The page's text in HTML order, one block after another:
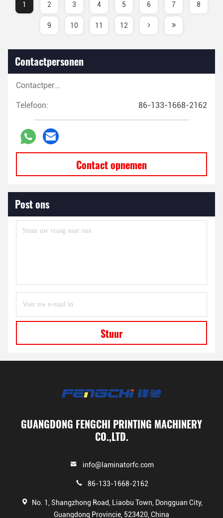
1 2 3 4 5 6 7 8
9 10 11 12
Contactpersonen
Contactpersonen:
Telefoon: 86-133-1668-2162
Contact opnemen
Post ons
Stuur
GUANGDONG FENGCHI PRINTING MACHINERY
CO.,LTD.
info@laminatorfc.com
86-133-1668-2162
No. 1, Shangzhong Road, Liaobu Town, Dongguan City,
Guangdong Provincie, 523420, China